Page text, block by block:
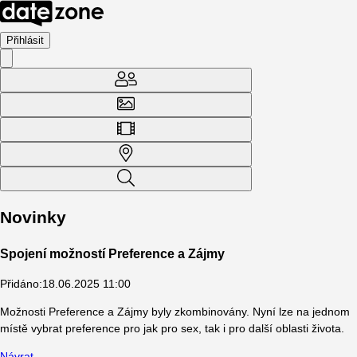
Přihlásit
Novinky
Spojení možností Preference a Zájmy
Přidáno:18.06.2025 11:00
Možnosti Preference a Zájmy byly zkombinovány. Nyní lze na jednom
místě vybrat preference pro jak pro sex, tak i pro další oblasti života.